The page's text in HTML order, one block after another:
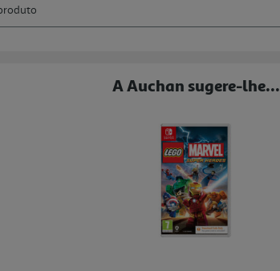
A Auchan sugere-lhe...